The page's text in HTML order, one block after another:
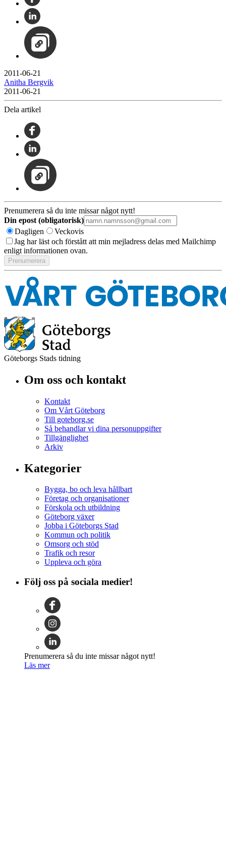
2011-06-21
Anitha Bergvik
2011-06-21
Dela artikel
Prenumerera så du inte missar något nytt!
Din epost (obligatorisk)
Dagligen
Veckovis
Jag har läst och förstått att min mejladress delas med Mailchimp
enligt informationen ovan.
Göteborgs Stads tidning
Om oss och kontakt
Kontakt
Om Vårt Göteborg
Till goteborg.se
Så behandlar vi dina personuppgifter
Tillgänglighet
Arkiv
Kategorier
Bygga, bo och leva hållbart
Företag och organisationer
Förskola och utbildning
Göteborg växer
Jobba i Göteborgs Stad
Kommun och politik
Omsorg och stöd
Trafik och resor
Uppleva och göra
Följ oss på sociala medier!
Prenumerera så du inte missar något nytt!
Läs mer